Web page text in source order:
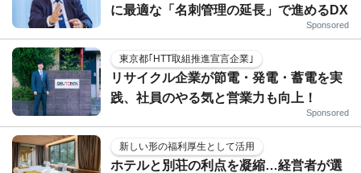
に最適な「名刺管理の延長」で進めるDX
Sponsored
東京都｢HTT取組推進宣言企業｣
リサイクル企業が節電・発電・蓄電を実
践、社員のやる気と営業力も向上！
Sponsored
新しい形の福利厚生として活用
ホテルと別荘の利点を凝縮…経営者が選